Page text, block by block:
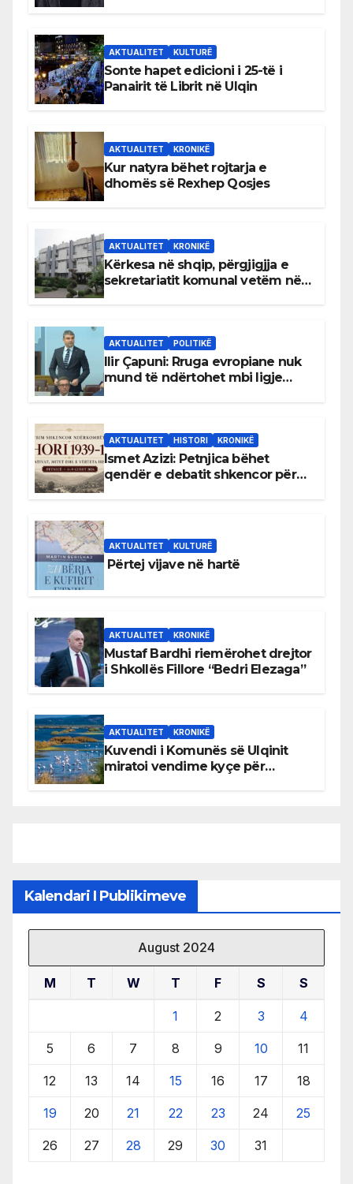
AKTUALITET KULTURË
Sonte hapet edicioni i 25-të i
Panairit të Librit në Ulqin
AKTUALITET KRONIKË
Kur natyra bëhet rojtarja e
dhomës së Rexhep Qosjes
AKTUALITET KRONIKË
Kërkesa në shqip, përgjigjja e
sekretariatit komunal vetëm në
AKTUALITET POLITIKË
Ilir Çapuni: Rruga evropiane nuk
mund të ndërtohet mbi ligje
AKTUALITET HISTORI KRONIKË
Ismet Azizi: Petnjica bëhet
qendër e debatit shkencor për
AKTUALITET KULTURË
Përtej vijave në hartë
AKTUALITET KRONIKË
Mustaf Bardhi riemërohet drejtor
i Shkollës Fillore “Bedri Elezaga”
AKTUALITET KRONIKË
Kuvendi i Komunës së Ulqinit
miratoi vendime kyçe për
Kalendari I Publikimeve
August 2024
M T W T F S S
1 2 3 4
5 6 7 8 9 10 11
12 13 14 15 16 17 18
19 20 21 22 23 24 25
26 27 28 29 30 31